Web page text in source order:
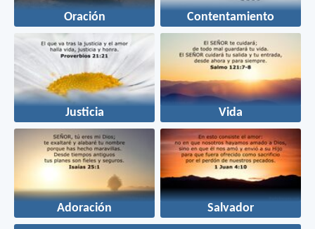
Oración Contentamiento
Justicia Vida
Adoración Salvador